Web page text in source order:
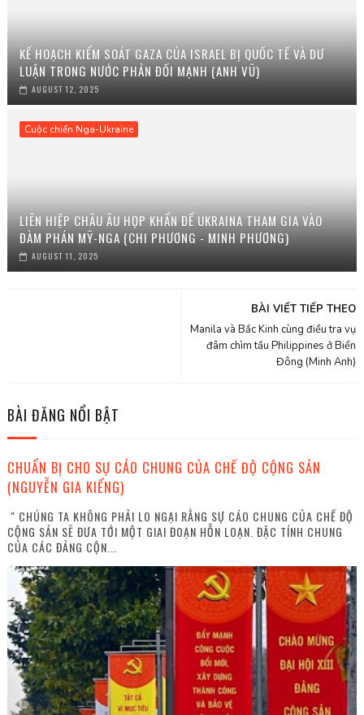
KẾ HOẠCH KIỂM SOÁT GAZA CỦA ISRAEL BỊ QUỐC TẾ VÀ DƯ
LUẬN TRONG NƯỚC PHẢN ĐỐI MẠNH (ANH VŨ)
AUGUST 12, 2025
Cuộc chiến Nga-Ukraine
LIÊN HIỆP CHÂU ÂU HỌP KHẨN ĐỂ UKRAINA THAM GIA VÀO
ĐÀM PHÁN MỸ-NGA (CHI PHƯƠNG - MINH PHƯƠNG)
AUGUST 11, 2025
BÀI VIẾT TIẾP THEO
Manila và Bắc Kinh cùng điều tra vụ
đâm chìm tầu Philippines ở Biển
Đông (Minh Anh)
BÀI ĐĂNG NỔI BẬT
CHUẨN BỊ CHO SỰ CÁO CHUNG CỦA CHẾ ĐỘ CỘNG SẢN
(NGUYỄN GIA KIỂNG)
" CHÚNG TA KHÔNG PHẢI LO NGẠI RẰNG SỰ CÁO CHUNG CỦA CHẾ ĐỘ
CỘNG SẢN SẼ ĐƯA TỚI MỘT GIAI ĐOẠN HỖN LOẠN. ĐẶC TÍNH CHUNG
CỦA CÁC ĐẢNG CỘN...